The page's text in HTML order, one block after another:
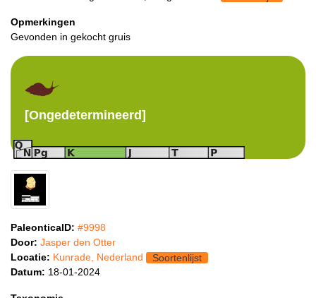
Opmerkingen
Gevonden in gekocht gruis
[Ongedetermineerd]
PaleonticaID: #9998
Door: Jasper den Otter
Locatie: Kunrade, Nederland
Soortenlijst
Datum: 18-01-2024